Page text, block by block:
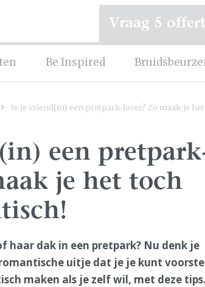
Be Inspired
Vraag 5
Is je vriend(in) een pretpark-lover? Zo maak je
een
je het toch
haar dak in een pretpark? Nu denk je
uitje dat je je kunt
maken als je zelf wil, met deze tips.